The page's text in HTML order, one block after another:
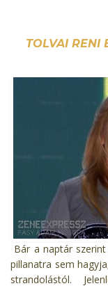
TOLVAI RENI
Bár a naptár
pillanatra sem
strandolástól.